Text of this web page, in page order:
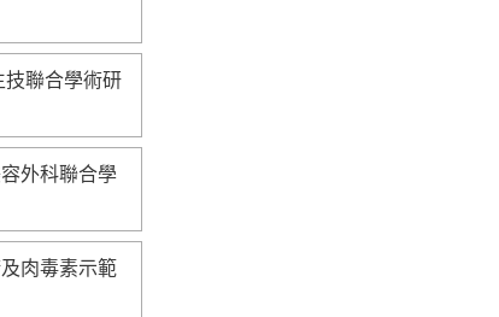
技聯合學術研
外科聯合學
肉毒素示範